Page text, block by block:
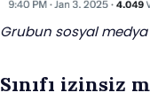
Grubun sosyal medya
Sınıfı izinsiz